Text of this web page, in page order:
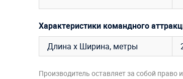
Характеристики командного
Длина х Ширина, метры
Производитель оставляет за собой право